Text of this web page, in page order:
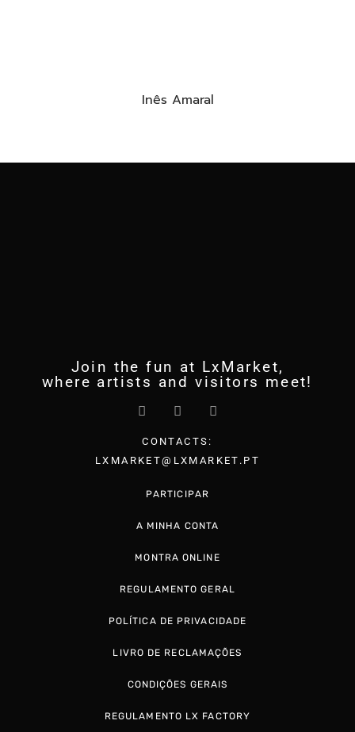
Inês Amaral
Join the fun at LxMarket,
where artists and visitors meet!
CONTACTS:
LXMARKET@LXMARKET.PT
POLÍTICA DE PRIVACIDADE
LIVRO DE RECLAMAÇÕES
CONDIÇÕES GERAIS
REGULAMENTO LX FACTORY
PARTICIPAR
A MINHA CONTA
MONTRA ONLINE
REGULAMENTO GERAL